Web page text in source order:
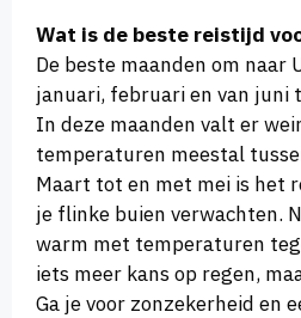
Wat is de beste reistijd
De beste maanden om naar
januari, februari en van juni
In deze maanden valt er
temperaturen meestal
Maart tot en met mei is het
je flinke buien verwachten.
warm met temperaturen
iets meer kans op regen,
Ga je voor zonzekerheid en